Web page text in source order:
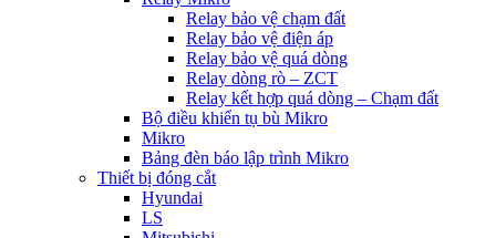
Relay bảo vệ chạm đất
Relay bảo vệ điện áp
Relay bảo vệ quá dòng
Relay dòng rò – ZCT
Relay kết hợp quá dòng – Chạm đất
Bộ điều khiển tụ bù Mikro
Mikro
Bảng đèn báo lập trình Mikro
Thiết bị đóng cắt
Hyundai
LS